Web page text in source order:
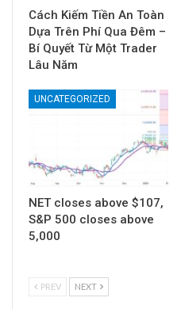
Cách Kiếm Tiền An Toàn
Dựa Trên Phí Qua Đêm –
Bí Quyết Từ Một Trader
Lâu Năm
UNCATEGORIZED
NET closes above $107,
S&P 500 closes above
5,000
PREV NEXT